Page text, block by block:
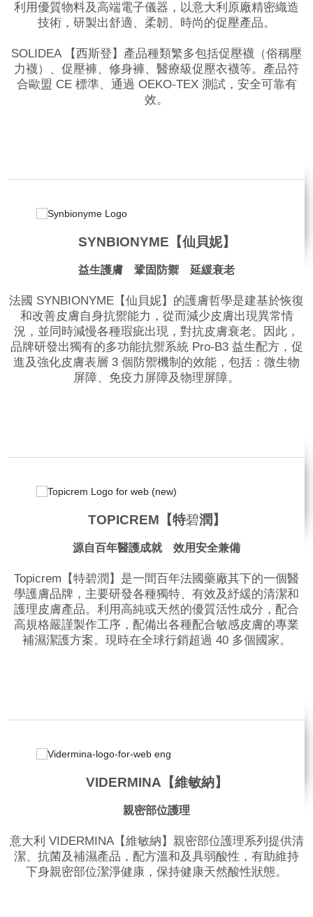
利用優質物料及高端電子儀器，以意大利原廠精密織造
技術，研製出舒適、柔韌、時尚的促壓產品。
SOLIDEA 【西斯登】產品種類繁多包括促壓襪（俗稱壓
力襪）、促壓褲、修身褲、醫療級促壓衣襪等。產品符
合歐盟 CE 標準、通過 OEKO-TEX 測試，安全可靠有
效。
SYNBIONYME【仙貝妮】
益生護膚 鞏固防禦 延緩衰老
法國 SYNBIONYME【仙貝妮】的護膚哲學是建基於恢復
和改善皮膚自身抗禦能力，從而減少皮膚出現異常情
況，並同時減慢各種瑕疵出現，對抗皮膚衰老。因此，
品牌研發出獨有的多功能抗禦系統 Pro-B3 益生配方，促
進及強化皮膚表層 3 個防禦機制的效能，包括：微生物
屏障、免疫力屏障及物理屏障。
TOPICREM【特碧潤】
源自百年醫護成就 效用安全兼備
Topicrem【特碧潤】是一間百年法國藥廠其下的一個醫
學護膚品牌，主要研發各種獨特、有效及紓緩的清潔和
護理皮膚產品。利用高純或天然的優質活性成分，配合
高規格嚴謹製作工序，配備出各種配合敏感皮膚的專業
補濕潔護方案。現時在全球行銷超過 40 多個國家。
VIDERMINA【維敏納】
親密部位護理
意大利 VIDERMINA【維敏納】親密部位護理系列提供清
潔、抗菌及補濕產品，配方溫和及具弱酸性，有助維持
下身親密部位潔淨健康，保持健康天然酸性狀態。